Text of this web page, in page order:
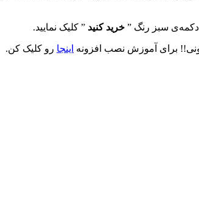
دکمه‌ی سبز رنگ ” خرید کنید ” کلیک نمایید.
برای آموزش نصب افزونه اینجا رو کلیک کن.